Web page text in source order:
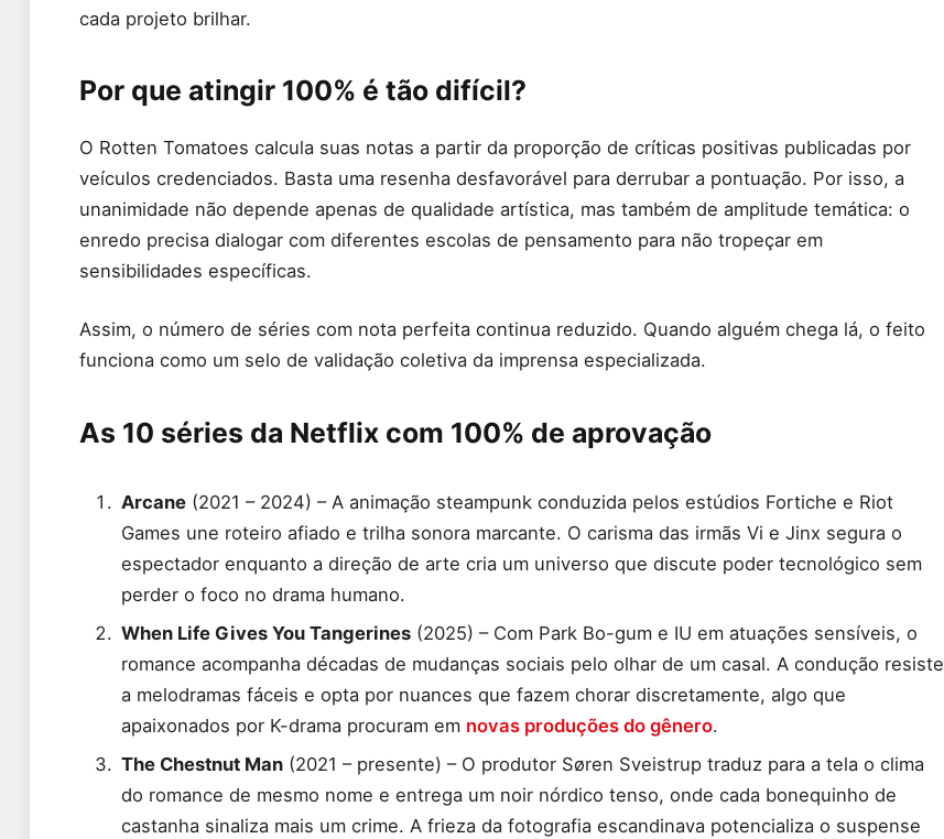
cada projeto brilhar.
Por que atingir 100% é tão difícil?
O Rotten Tomatoes calcula suas notas a partir da proporção de críticas positivas publicadas por
veículos credenciados. Basta uma resenha desfavorável para derrubar a pontuação. Por isso, a
unanimidade não depende apenas de qualidade artística, mas também de amplitude temática: o
enredo precisa dialogar com diferentes escolas de pensamento para não tropeçar em
sensibilidades específicas.
Assim, o número de séries com nota perfeita continua reduzido. Quando alguém chega lá, o feito
funciona como um selo de validação coletiva da imprensa especializada.
As 10 séries da Netflix com 100% de aprovação
Arcane (2021 – 2024) – A animação steampunk conduzida pelos estúdios Fortiche e Riot
Games une roteiro afiado e trilha sonora marcante. O carisma das irmãs Vi e Jinx segura o
espectador enquanto a direção de arte cria um universo que discute poder tecnológico sem
perder o foco no drama humano.
When Life Gives You Tangerines (2025) – Com Park Bo-gum e IU em atuações sensíveis, o
romance acompanha décadas de mudanças sociais pelo olhar de um casal. A condução resiste
a melodramas fáceis e opta por nuances que fazem chorar discretamente, algo que
apaixonados por K-drama procuram em novas produções do gênero.
The Chestnut Man (2021 – presente) – O produtor Søren Sveistrup traduz para a tela o clima
do romance de mesmo nome e entrega um noir nórdico tenso, onde cada bonequinho de
castanha sinaliza mais um crime. A frieza da fotografia escandinava potencializa o suspense